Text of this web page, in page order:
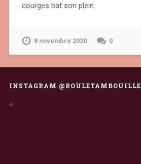
courges bat son plein.
8 novembre 2020 0
INSTAGRAM @ROULETAMBOUILLE